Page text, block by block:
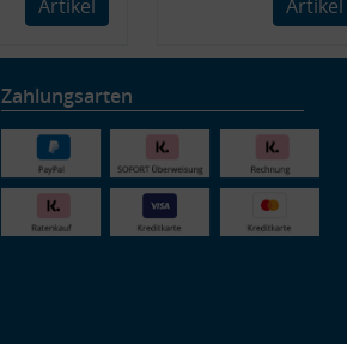
Artikel
Artikel
Zahlungsarten